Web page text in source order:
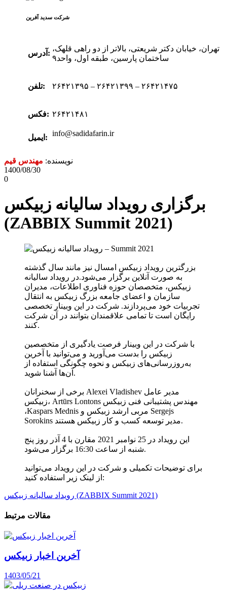
شرکت سدید‌ آفرین
آدرس:
تهران، خیابان دکتر شریعتی، بالاتر از دو راهی قلهک،
ساختمان پارسین، طبقه اول، واحد۹
تلفن: ۲۶۴۲۱۳۹۵ – ۲۶۴۲۱۳۹۹ – ۲۶۴۲۱۴۷۵
فکس: ۲۶۴۲۱۴۸۱
ایمیل: info@sadidafarin.ir
نویسنده: مهندس قیم
1400/08/30
0
برگزاری رویداد سالیانه زبیکس
(ZABBIX Summit 2021)
بزرگترین رویداد زبیکس امسال نیز مانند سال گذشته
به صورت آنلاین برگزار می‌شود.در رویداد سالیانه
زبیکس، متخصصان حوزه فناوری اطلاعات، مدیران
سازمان‌ و اعضای جامعه بزرگ زبیکس به انتقال
تجربیات خود می‌پردازند. شرکت در این وبینار تخصصی
رایگان است تا تمامی علاقمندان بتوانند در آن شرکت
کنند.
با شرکت در این وبینار فرصت یادگیری از متخصصین
زبیکس را بدست می‌آورید و می‌توانید با آخرین
به‌روزرسانی‌های زبیکس و نحوه چگونگی استفاده از
آن‌ها آشنا ‌شوید.
برخی از سخنرانان Alexei Vladishev مدیر عامل
زبیکس، Artūrs Lontons مهندس پشتیبانی فنی زبیکس
،Kaspars Mednis مربی ارشد زبیکس و Sergejs
Sorokins مدیر توسعه کسب و کار زبیکس هستند.
این رویداد در 25 نوامبر 2021 مقارن با 4 آذر روز پنج
شنبه از ساعت 16:30 برگزار می‌شود.
برای توضیحات تکمیلی و شرکت در این رویداد می‌توانید
از لینک زیر استفاده کنید:
رویداد سالیانه زبیکس (ZABBIX Summit 2021)
مقالات مرتبط
آخرین اخبار زبیکس
1403/05/21